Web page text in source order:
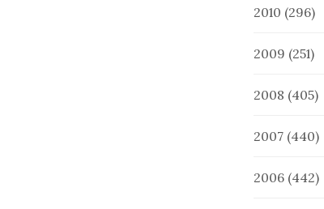
2010 (296)
2009 (251)
2008 (405)
2007 (440)
2006 (442)